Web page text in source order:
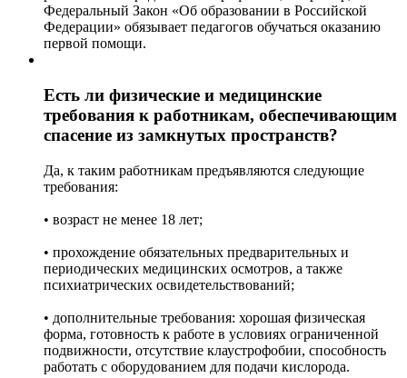
Федеральный Закон «Об образовании в Российской
Федерации» обязывает педагогов обучаться оказанию
первой помощи.
Есть ли физические и медицинские
требования к работникам, обеспечивающим
спасение из замкнутых пространств?
Да, к таким работникам предъявляются следующие
требования:
• возраст не менее 18 лет;
• прохождение обязательных предварительных и
периодических медицинских осмотров, а также
психиатрических освидетельствований;
• дополнительные требования: хорошая физическая
форма, готовность к работе в условиях ограниченной
подвижности, отсутствие клаустрофобии, способность
работать с оборудованием для подачи кислорода.